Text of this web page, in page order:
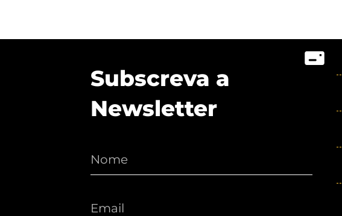
Subscreva a
Newsletter